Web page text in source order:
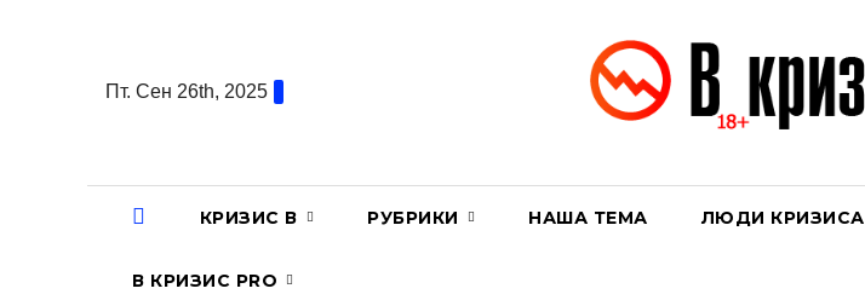
содержаниюПт. Сен 26th, 2025
КРИЗИС В РУБРИКИ НАША ТЕМА ЛЮДИ КРИЗИСА
В КРИЗИС PRO